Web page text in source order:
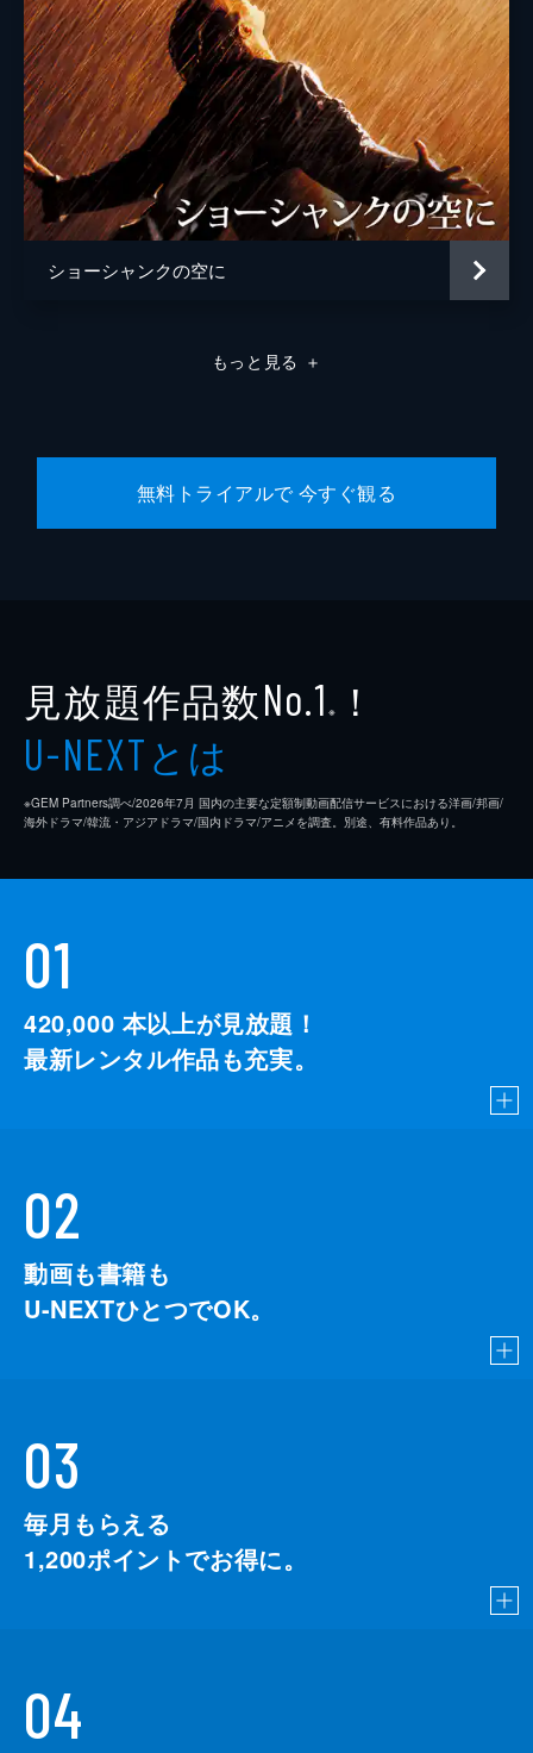
ショーシャンクの空に
もっと見る ＋
無料トライアルで 今すぐ観る
見放題作品数No.1 ※ ！
U-NEXTとは
※GEM Partners調べ/2026年7⽉ 国内の主要な定額制動画配信サービスにおける洋画/邦画/
海外ドラマ/韓流・アジアドラマ/国内ドラマ/アニメを調査。別途、有料作品あり。
01
420,000 本以上が見放題！
最新レンタル作品も充実。
02
動画も書籍も
U-NEXTひとつでOK。
03
毎月もらえる
1,200ポイントでお得に。
04